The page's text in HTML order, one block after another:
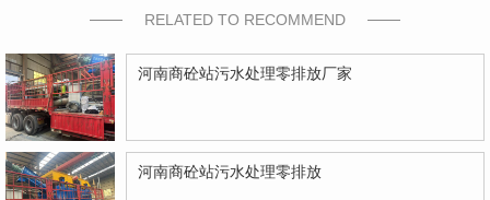
RELATED TO RECOMMEND
河南商砼站污水处理零排放厂家
河南商砼站污水处理零排放